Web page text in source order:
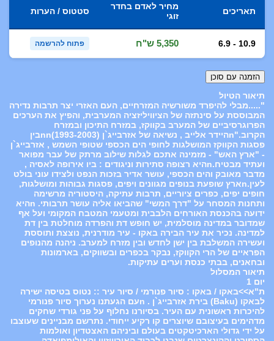
תאריכים
מחיר לאדם בחדר
זוגי
סטטוס / הערות
6.9 - 10.9 5,350 ש"ח פתוח להרשמה
תיאור הטיול
".....מבלי להיפרד משורשיה המזרחיים, העם האזרי יצר תרבות נדירה
המבוססת על סינתזה של הציוויליזציה המערבית, והפיץ את הערכים
הפרוגרסיביים של המערב בקווקז, במזרח התיכון ובמזרח
הקרוב."nהיידר אלייב , נשיאה של אזרבייג`ן (1993-2003)nnבין
פסגות הקווקז המושלגות לחופי הים הכספי שטופי השמש , אזרבייג`ן
- "ארץ האש" - מזמינה אתכם לגלות שילוב מרתק של עבר מפואר
ועתיד מבטיח.nהיא רצופה סתירות וניגודים : ביו אירופה לאסיה ,
מדבר מאובק והים הכספי, עושר אדיר בזכות הנפט ולצידו עוני בולט
לעין.nארץ שופעת בנופים מגוונים ויפים, פסגות גבוהות ומושלגות,
חופים יפים, כפרים ציוריים, תרבות עתיקה, היסטוריה מרשימה
ותחנות המסחר על "דרך המשי" שהביאו אליה עושר תרבותי. nהיא
ידועה בהכנסת האורחים הלבבית ומטעמי המטבח המקומי ועל אף
שמדובר במדינה מוסלמית, יש חופש דת והפרדה מוחלטת בין דת
למדינה. נכיר את עיר הבירה באקו - עיר מודרנית, נוצצת ותוססת
ועשירה המשלבת בין ישן לחדש ובין מזרח למערב. ניהנה מהנופים
הפראיים של הרי הקווקז, נבקר בכפרים ובשווקים, בארמונות
ובחאנים, בבתי כנסת וערים עתיקות.
תיאור המסלול
יום 1
ת"א>>באקו / באקו : סיור פנורמי / סיור עיר :: נטוס בטיסה ישירה
לבאקו (Baku) בירת אזרבייג`ן . nעם הגעתנו נערוך סיור פנורמי
להיכרות ראשונית עם העיר. בסיורנו נחלוף על פני גורדי שחקים
מדהימים בעיצובם שיוצרים קו רקיע ייחודי. נתרשם מבניינים שעוצבו
על ידי גדולי הארכיטקטים בעולם וביניהם האצטדיון ואולמות